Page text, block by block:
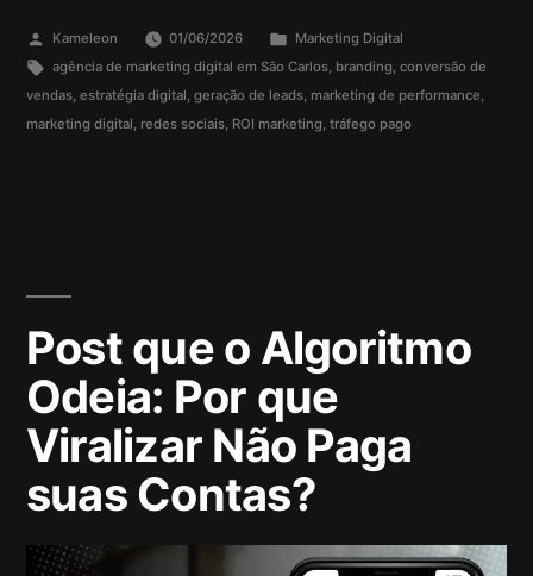
Kameleon 01/06/2026
Marketing Digital
agência de marketing digital em São Carlos, branding, conversão de
vendas, estratégia digital, geração de leads, marketing de performance,
marketing digital, redes sociais, ROI marketing, tráfego pago
Post que o Algoritmo
Odeia: Por que
Viralizar Não Paga
suas Contas?